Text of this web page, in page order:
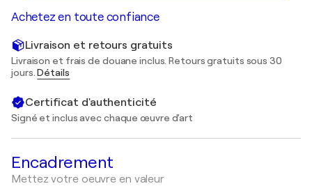
Achetez en toute confiance
Livraison et retours gratuits
Livraison et frais de douane inclus. Retours gratuits sous 30
jours.Détails
Certificat d'authenticité
Signé et inclus avec chaque œuvre d'art
Encadrement
Mettez votre oeuvre en valeur